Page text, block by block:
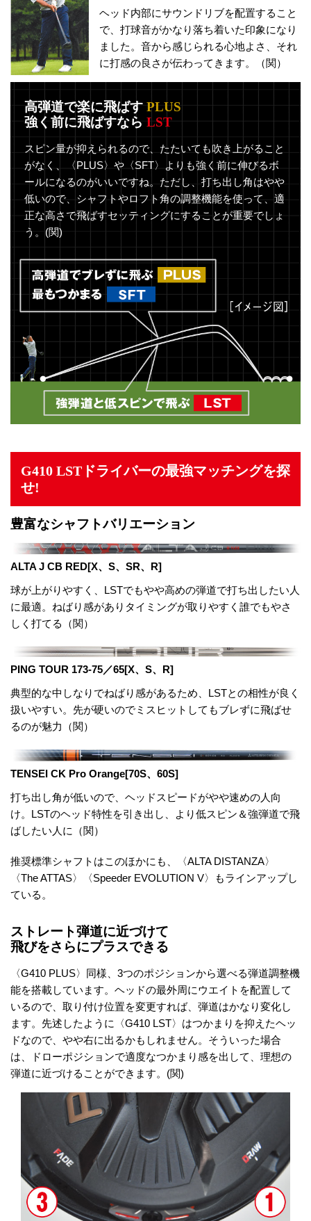
ヘッド内部にサウンドリブを配置すること
で、打球音がかなり落ち着いた印象になり
ました。音から感じられる心地よさ、それ
に打感の良さが伝わってきます。（関）
高弾道で楽に飛ばす PLUS
強く前に飛ばすなら LST
スピン量が抑えられるので、たたいても吹き上がること
がなく、〈PLUS〉や〈SFT〉よりも強く前に伸びるボ
ールになるのがいいですね。ただし、打ち出し角はやや
低いので、シャフトやロフト角の調整機能を使って、適
正な高さで飛ばすセッティングにすることが重要でしょ
う。(関)
G410 LSTドライバーの最強マッチングを探
せ!
豊富なシャフトバリエーション
ALTA J CB RED[X、S、SR、R]
球が上がりやすく、LSTでもやや高めの弾道で打ち出したい人
に最適。ねばり感がありタイミングが取りやすく誰でもやさ
しく打てる（関）
PING TOUR 173-75／65[X、S、R]
典型的な中しなりでねばり感があるため、LSTとの相性が良く
扱いやすい。先が硬いのでミスヒットしてもブレずに飛ばせ
るのが魅力（関）
TENSEI CK Pro Orange[70S、60S]
打ち出し角が低いので、ヘッドスピードがやや速めの人向
け。LSTのヘッド特性を引き出し、より低スピン＆強弾道で飛
ばしたい人に（関）
推奨標準シャフトはこのほかにも、〈ALTA DISTANZA〉
〈The ATTAS〉〈Speeder EVOLUTION V〉もラインアップし
ている。
ストレート弾道に近づけて
飛びをさらにプラスできる
〈G410 PLUS〉同様、3つのポジションから選べる弾道調整機
能を搭載しています。ヘッドの最外周にウエイトを配置して
いるので、取り付け位置を変更すれば、弾道はかなり変化し
ます。先述したように〈G410 LST〉はつかまりを抑えたヘッ
ドなので、やや右に出るかもしれません。そういった場合
は、ドローポジションで適度なつかまり感を出して、理想の
弾道に近づけることができます。(関)